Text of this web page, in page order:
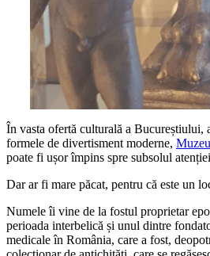
În vasta ofertă culturală a Bucureștiului,
formele de divertisment moderne,
poate fi ușor împins spre subsolul
Dar ar fi mare păcat, pentru că este un
Numele îi vine de la fostul proprietar
perioada interbelică și unul dintre
medicale în România, care a fost,